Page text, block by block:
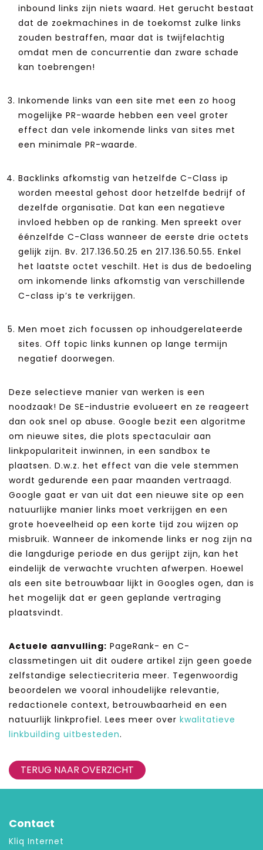
inbound links zijn niets waard. Het gerucht bestaat
dat de zoekmachines in de toekomst zulke links
zouden bestraffen, maar dat is twijfelachtig
omdat men de concurrentie dan zware schade
kan toebrengen!
Inkomende links van een site met een zo hoog
mogelijke PR-waarde hebben een veel groter
effect dan vele inkomende links van sites met
een minimale PR-waarde.
Backlinks afkomstig van hetzelfde C-Class ip
worden meestal gehost door hetzelfde bedrijf of
dezelfde organisatie. Dat kan een negatieve
invloed hebben op de ranking. Men spreekt over
éénzelfde C-Class wanneer de eerste drie octets
gelijk zijn. Bv. 217.136.50.25 en 217.136.50.55. Enkel
het laatste octet veschilt. Het is dus de bedoeling
om inkomende links afkomstig van verschillende
C-class ip’s te verkrijgen.
Men moet zich focussen op inhoudgerelateerde
sites. Off topic links kunnen op lange termijn
negatief doorwegen.
Deze selectieve manier van werken is een
noodzaak! De SE-industrie evolueert en ze reageert
dan ook snel op abuse. Google bezit een algoritme
om nieuwe sites, die plots spectaculair aan
linkpopulariteit inwinnen, in een sandbox te
plaatsen. D.w.z. het effect van die vele stemmen
wordt gedurende een paar maanden vertraagd.
Google gaat er van uit dat een nieuwe site op een
natuurlijke manier links moet verkrijgen en een
grote hoeveelheid op een korte tijd zou wijzen op
misbruik. Wanneer de inkomende links er nog zijn na
die langdurige periode en dus gerijpt zijn, kan het
eindelijk de verwachte vruchten afwerpen. Hoewel
als een site betrouwbaar lijkt in Googles ogen, dan is
het mogelijk dat er geen geplande vertraging
plaatsvindt.
Actuele aanvulling: PageRank- en C-
classmetingen uit dit oudere artikel zijn geen goede
zelfstandige selectiecriteria meer. Tegenwoordig
beoordelen we vooral inhoudelijke relevantie,
redactionele context, betrouwbaarheid en een
natuurlijk linkprofiel. Lees meer over kwalitatieve
linkbuilding uitbesteden.
TERUG NAAR OVERZICHT
Contact
Kliq Internet